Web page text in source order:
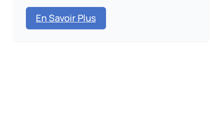
En Savoir Plus